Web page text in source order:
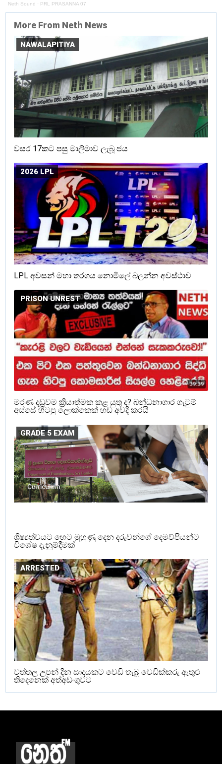
Neth Sound · PRL PRASANNA 07
More From Neth News
NAWALAPITIYA
වසර 17කට පසු මාලිමාව ලැබූ ජය
2026 LPL
LPL අවසන් මහා තරගය නොමිලේ බලන්න අවස්ථාව
PRISON UNREST
මරණ දඩුවම ක්‍රියාත්මක කළ යුතු ද? බන්ධනාගාර ගැටුම්
අස්සේ හිටපු ලොක්කෙක් හඬ අවදි කරයි
GRADE 5 EXAM
ශිෂ්‍යත්වයට හෙට මුහුණු දෙන දරුවන්ගේ දෙමව්පියන්ට
විශේෂ දැනුම්දීමක්
ARRESTED
වත්තල උපන් දින සාදයකට වෙඩි තැබූ වෙඩික්කරු ඇතුළු
තිදෙනෙක් අත්අඩංගුවට